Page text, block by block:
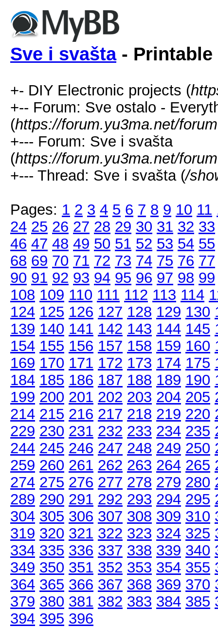
Sve i svašta- Printable
+- DIY Electronic projects (
+-- Forum: Sve ostalo -
(https://forum.yu3ma.net/
+--- Forum: Sve i svašta
(https://forum.yu3ma.net/
+--- Thread: Sve i svašta (/
Pages: 1 2 3 4 5 6 7 8 9 10 11
24 25 26 27 28 29 30 31 32 33
46 47 48 49 50 51 52 53 54 55
68 69 70 71 72 73 74 75 76 77
90 91 92 93 94 95 96 97 98 99
108 109 110 111 112 113 114
124 125 126 127 128 129 130
139 140 141 142 143 144 145
154 155 156 157 158 159 160
169 170 171 172 173 174 175
184 185 186 187 188 189 190
199 200 201 202 203 204 205
214 215 216 217 218 219 220
229 230 231 232 233 234 235
244 245 246 247 248 249 250
259 260 261 262 263 264 265
274 275 276 277 278 279 280
289 290 291 292 293 294 295
304 305 306 307 308 309 310
319 320 321 322 323 324 325
334 335 336 337 338 339 340
349 350 351 352 353 354 355
364 365 366 367 368 369 370
379 380 381 382 383 384 385
394 395 396